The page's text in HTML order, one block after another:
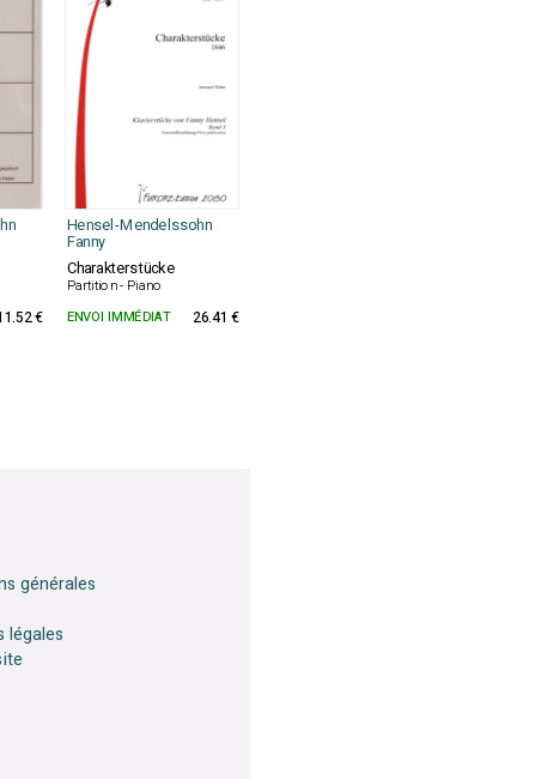
Hensel-Mendelssohn
Fanny
Charakterstücke
Partition - Piano
€ ENVOI IMMÉDIAT 26.41 €
générales
légales